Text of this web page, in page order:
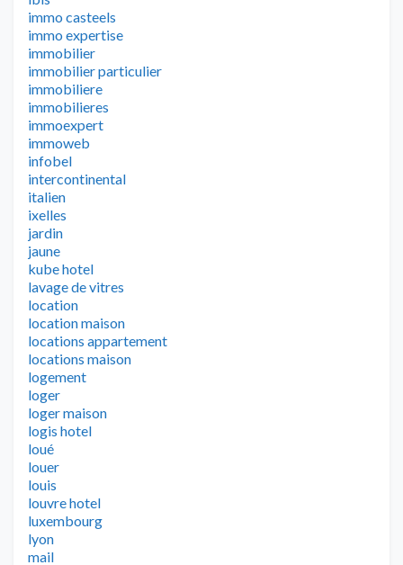
immo casteels
immo expertise
immobilier
immobilier particulier
immobiliere
immobilieres
immoexpert
immoweb
infobel
intercontinental
italien
ixelles
jardin
jaune
kube hotel
lavage de vitres
location
location maison
locations appartement
locations maison
logement
loger
loger maison
logis hotel
loué
louer
louis
louvre hotel
luxembourg
lyon
mail